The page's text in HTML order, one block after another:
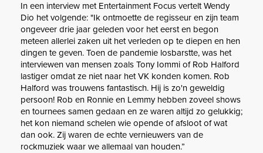
In een interview met Entertainment Focus vertelt Wendy
Dio het volgende: "Ik ontmoette de regisseur en zijn team
ongeveer drie jaar geleden voor het eerst en begon
meteen allerlei zaken uit het verleden op te diepen en hen
dingen te geven. Toen de pandemie losbarstte, was het
interviewen van mensen zoals Tony Iommi of Rob Halford
lastiger omdat ze niet naar het VK konden komen. Rob
Halford was trouwens fantastisch. Hij is zo'n geweldig
persoon! Rob en Ronnie en Lemmy hebben zoveel shows
en tournees samen gedaan en ze waren altijd zo gelukkig;
het kon niemand schelen wie opende of afsloot of wat
dan ook. Zij waren de echte vernieuwers van de
rockmuziek waar we allemaal van houden.”